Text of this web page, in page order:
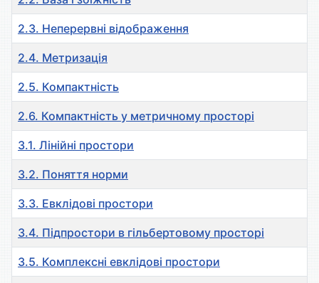
2.3. Неперервні відображення
2.4. Метризація
2.5. Компактність
2.6. Компактність у метричному просторі
3.1. Лінійні простори
3.2. Поняття норми
3.3. Евклідові простори
3.4. Підпростори в гільбертовому просторі
3.5. Комплексні евклідові простори